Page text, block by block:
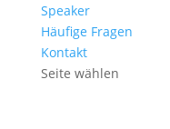
Speaker
Häufige Fragen
Kontakt
Seite wählen